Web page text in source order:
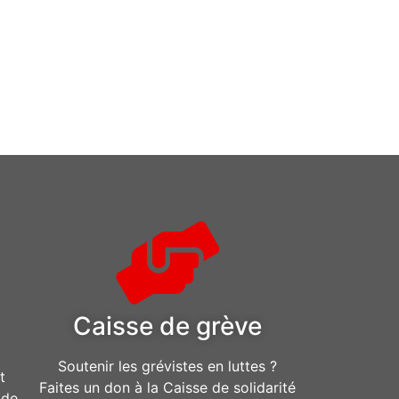
Caisse de grève
Soutenir les grévistes en luttes ?
Faites un don à la Caisse de solidarité